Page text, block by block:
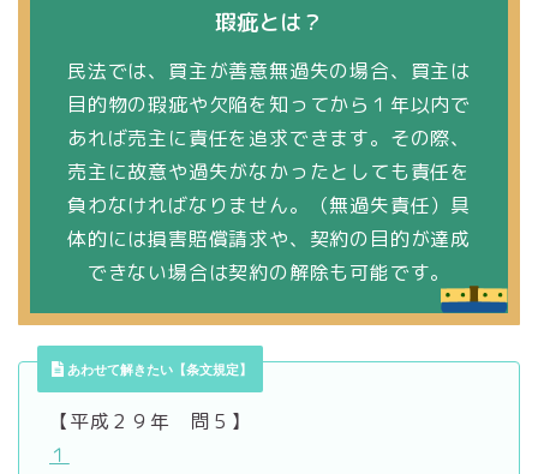
瑕疵とは？
民法では、買主が善意無過失の場合、買主は
目的物の瑕疵や欠陥を知ってから１年以内で
あれば売主に責任を追求できます。その際、
売主に故意や過失がなかったとしても責任を
負わなければなりません。（無過失責任）具
体的には損害賠償請求や、契約の目的が達成
できない場合は契約の解除も可能です。
あわせて解きたい【条文規定】
【平成２９年 問５】
１